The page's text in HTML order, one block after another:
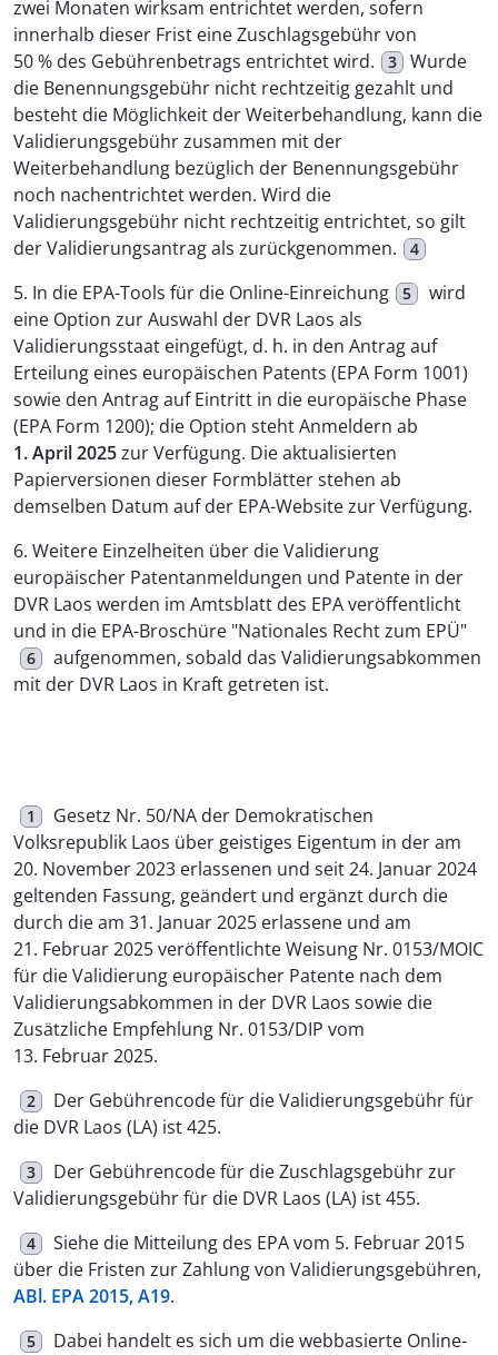
zwei Monaten wirksam entrichtet werden, sofern
innerhalb dieser Frist eine Zuschlagsgebühr von
50 % des Gebührenbetrags entrichtet wird.
3
Wurde
die Benennungsgebühr nicht rechtzeitig gezahlt und
besteht die Möglichkeit der Weiterbehandlung, kann die
Validierungsgebühr zusammen mit der
Weiterbehandlung bezüglich der Benennungsgebühr
noch nachentrichtet werden. Wird die
Validierungsgebühr nicht rechtzeitig entrichtet, so gilt
der Validierungsantrag als zurückgenommen.
4
5. In die EPA-Tools für die Online-Einreichung 5
wird
eine Option zur Auswahl der DVR Laos als
Validierungsstaat eingefügt, d. h. in den Antrag auf
Erteilung eines europäischen Patents (EPA Form 1001)
sowie den Antrag auf Eintritt in die europäische Phase
(EPA Form 1200); die Option steht Anmeldern ab
1. April 2025zur Verfügung. Die aktualisierten
Papierversionen dieser Formblätter stehen ab
demselben Datum auf der EPA-Website zur Verfügung.
6. Weitere Einzelheiten über die Validierung
europäischer Patentanmeldungen und Patente in der
DVR Laos werden im Amtsblatt des EPA veröffentlicht
und in die EPA-Broschüre "Nationales Recht zum EPÜ"
6
aufgenommen, sobald das Validierungsabkommen
mit der DVR Laos in Kraft getreten ist.
1
Gesetz Nr. 50/NA der Demokratischen
Volksrepublik Laos über geistiges Eigentum in der am
20. November 2023 erlassenen und seit 24. Januar 2024
geltenden Fassung, geändert und ergänzt durch die
durch die am 31. Januar 2025 erlassene und am
21. Februar 2025 veröffentlichte Weisung Nr. 0153/MOIC
für die Validierung europäischer Patente nach dem
Validierungsabkommen in der DVR Laos sowie die
Zusätzliche Empfehlung Nr. 0153/DIP vom
13. Februar 2025.
2
Der Gebührencode für die Validierungsgebühr für
die DVR Laos (LA) ist 425.
3
Der Gebührencode für die Zuschlagsgebühr zur
Validierungsgebühr für die DVR Laos (LA) ist 455.
4
Siehe die Mitteilung des EPA vom 5. Februar 2015
über die Fristen zur Zahlung von Validierungsgebühren,
ABl. EPA 2015, A19.
5
Dabei handelt es sich um die webbasierte Online-